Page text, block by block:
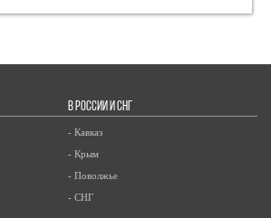
В РОССИИ И СНГ
- Кавказ
- Крым
- Поволжье
- СНГ